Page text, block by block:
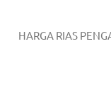
HARGA RIAS